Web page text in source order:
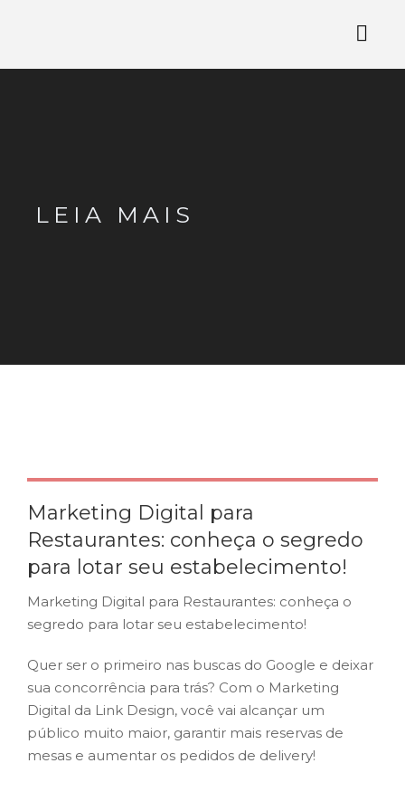
LEIA MAIS
Marketing Digital para
Restaurantes: conheça o segredo
para lotar seu estabelecimento!
Marketing Digital para Restaurantes: conheça o
segredo para lotar seu estabelecimento!
Quer ser o primeiro nas buscas do Google e deixar
sua concorrência para trás? Com o Marketing
Digital da Link Design, você vai alcançar um
público muito maior, garantir mais reservas de
mesas e aumentar os pedidos de delivery!